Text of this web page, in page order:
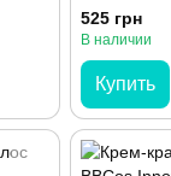
№1.11 Nero
(уценка)
525 грн
В наличии
Купить